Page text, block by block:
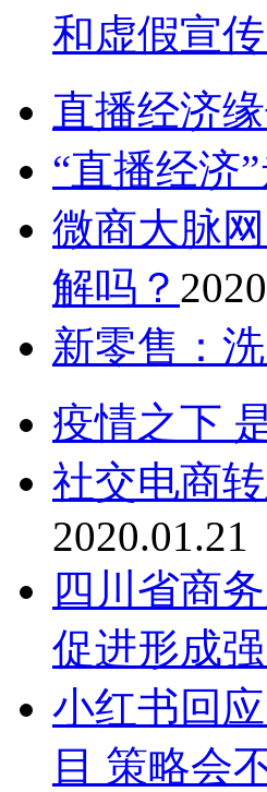
和虚假宣
直播经济
“直播经济
微商大脉
解吗？
新零售：
疫情之下
社交电商
2020.01.21
四川省商
促进形成
小红书回
目 策略会